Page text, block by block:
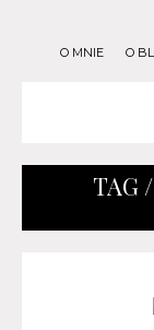
O MNIE O
TAG